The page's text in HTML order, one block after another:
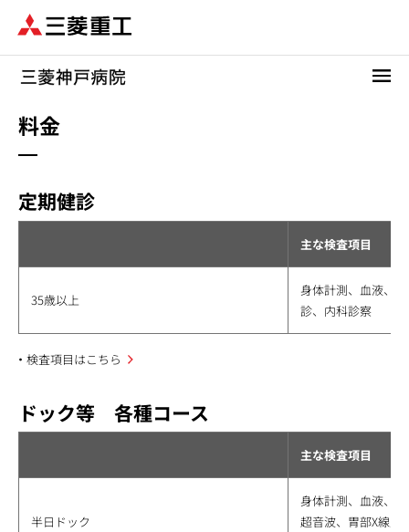
ン
料金
定期健診
主な検査項目
35歳以上
身体計測、血液、
診、内科診察
検査項目はこちら
ドック等 各種コース
主な検査項目
半日ドック
身体計測、血液、
超音波、胃部X線又